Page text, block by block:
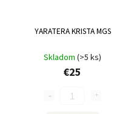
YARATERA KRISTA MGS
Skladom (>5 ks)
€25